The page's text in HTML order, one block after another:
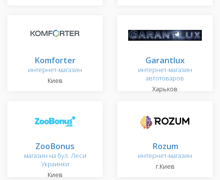
Komforter
интернет-магазин
Киев
Garantlux
интернет-магазин
автотоваров
Харьков
ZooBonus
магазин на бул. Леси
Украинки
Киев
Rozum
интернет-магазин
г.Киев